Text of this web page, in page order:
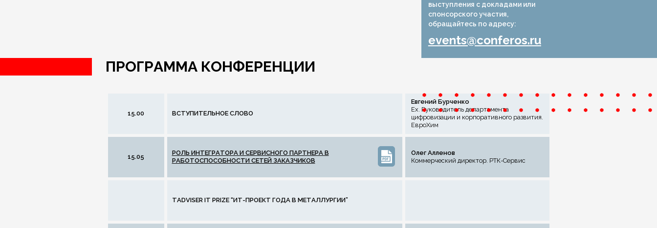
выступления с докладами или
спонсорского участия,
обращайтесь по адресу:
events@conferos.ru
ПРОГРАММА КОНФЕРЕНЦИИ
15.00 ВСТУПИТЕЛЬНОЕ СЛОВО
Евгений Бурченко
Ех. Руководитель департамента
цифровизации и корпоративного развития.
ЕвроХим
15.05
РОЛЬ ИНТЕГРАТОРА И СЕРВИСНОГО ПАРТНЕРА В
РАБОТОСПОСОБНОСТИ СЕТЕЙ ЗАКАЗЧИКОВ
Олег Алленов
Коммерческий директор. РТК-Сервис
TADVISER IT PRIZE “ИТ-ПРОЕКТ ГОДА В МЕТАЛЛУРГИИ”